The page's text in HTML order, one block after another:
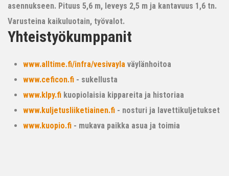
asennukseen. Pituus 5,6 m, leveys 2,5 m ja kantavuus 1,6 tn.
Varusteina kaikuluotain, työvalot.
Yhteistyökumppanit
www.alltime.fi/infra/vesivayla väylänhoitoa
www.ceficon.fi - sukellusta
www.klpy.fi kuopiolaisia kippareita ja historiaa
www.kuljetusliiketiainen.fi - nosturi ja lavettikuljetukset
www.kuopio.fi - mukava paikka asua ja toimia